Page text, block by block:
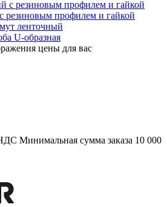
резиновым профилем и гайкой
ленточный
U-образная
цены для вас
Минимальная сумма заказа 10 000